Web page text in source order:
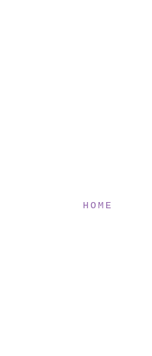
HOME